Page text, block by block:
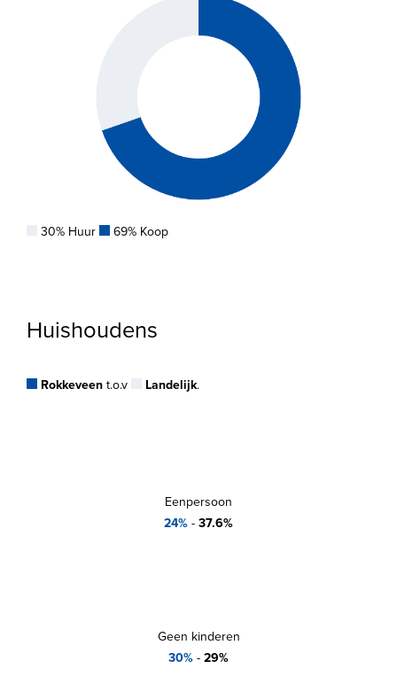
30% Huur 69% Koop
Huishoudens
Rokkeveen t.o.v Landelijk.
Eenpersoon
24% - 37.6%
Geen kinderen
30% - 29%